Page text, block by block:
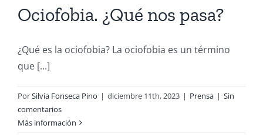
Ociofobia. ¿Qué nos pasa?
¿Qué es la ociofobia? La ociofobia es un término
que [...]
PorSilvia Fonseca Pino | diciembre 11th, 2023 | Prensa | Sin
comentarios
Más información